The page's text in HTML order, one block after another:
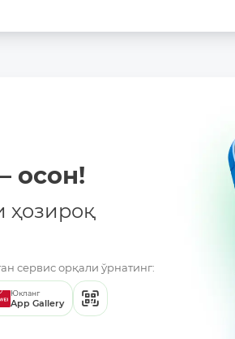
осон!
ҳозироқ
сервис орқали ўрнатинг:
Юкланг
App Gallery